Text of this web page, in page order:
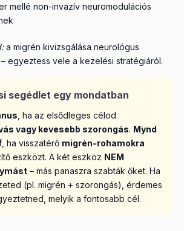
mellé non-invazív neuromodulációs
a migrén kivizsgálása neurológus
egyeztess vele a kezelési stratégiáról.
segédlet egy mondatban
, ha az elsődleges célod
vagy kevesebb szorongás. Mynd
, ha visszatérő migrén-rohamokra
eszközt. A két eszköz NEM
– más panaszra szabták őket. Ha
(pl. migrén + szorongás), érdemes
melyik a fontosabb cél.